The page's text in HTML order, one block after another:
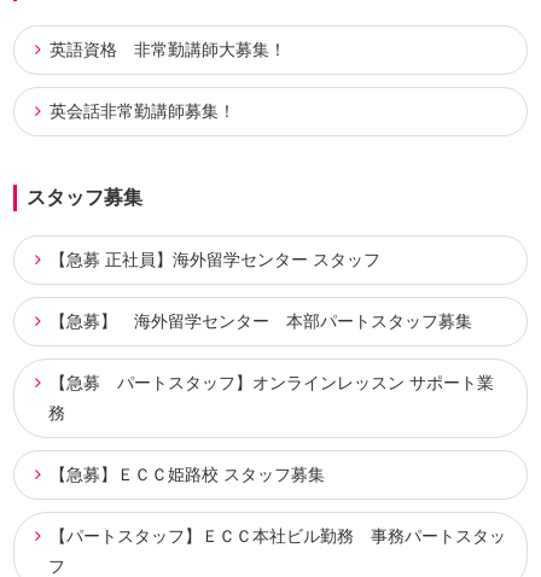
英語資格 非常勤講師大募集！
英会話非常勤講師募集！
スタッフ募集
【急募 正社員】海外留学センター スタッフ
【急募】 海外留学センター 本部パートスタッフ募集
【急募 パートスタッフ】オンラインレッスン サポート業
務
【急募】ＥＣＣ姫路校 スタッフ募集
【パートスタッフ】ＥＣＣ本社ビル勤務 事務パートスタッ
フ